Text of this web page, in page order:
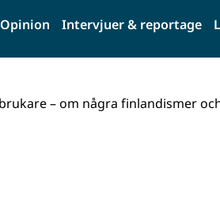
Opinion Intervjuer & reportage
– om några finlandismer